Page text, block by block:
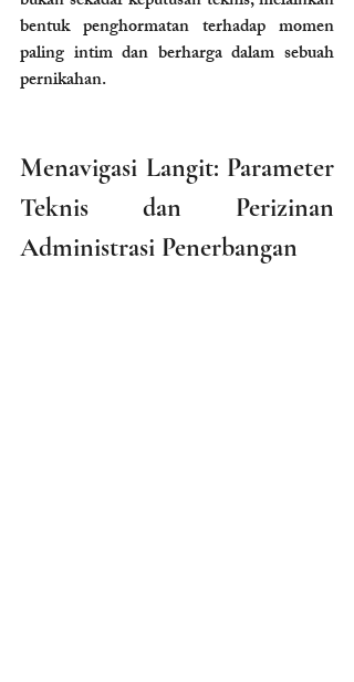
bentuk penghormatan terhadap momen
paling intim dan berharga dalam sebuah
pernikahan.
Menavigasi Langit: Parameter
Teknis dan Perizinan
Administrasi Penerbangan